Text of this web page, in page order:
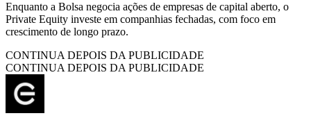
Enquanto a Bolsa negocia ações de empresas de capital aberto, o
Private Equity investe em companhias fechadas, com foco em
crescimento de longo prazo.
CONTINUA DEPOIS DA PUBLICIDADE
CONTINUA DEPOIS DA PUBLICIDADE